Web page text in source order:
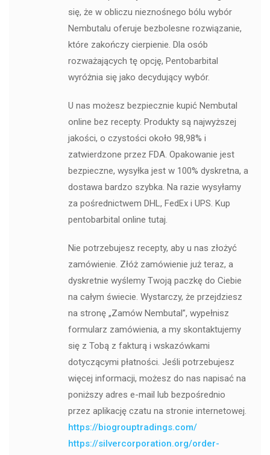
się, że w obliczu nieznośnego bólu wybór
Nembutalu oferuje bezbolesne rozwiązanie,
które zakończy cierpienie. Dla osób
rozważających tę opcję, Pentobarbital
wyróżnia się jako decydujący wybór.
U nas możesz bezpiecznie kupić Nembutal
online bez recepty. Produkty są najwyższej
jakości, o czystości około 98,98% i
zatwierdzone przez FDA. Opakowanie jest
bezpieczne, wysyłka jest w 100% dyskretna, a
dostawa bardzo szybka. Na razie wysyłamy
za pośrednictwem DHL, FedEx i UPS. Kup
pentobarbital online tutaj.
Nie potrzebujesz recepty, aby u nas złożyć
zamówienie. Złóż zamówienie już teraz, a
dyskretnie wyślemy Twoją paczkę do Ciebie
na całym świecie. Wystarczy, że przejdziesz
na stronę „Zamów Nembutal”, wypełnisz
formularz zamówienia, a my skontaktujemy
się z Tobą z fakturą i wskazówkami
dotyczącymi płatności. Jeśli potrzebujesz
więcej informacji, możesz do nas napisać na
poniższy adres e-mail lub bezpośrednio
przez aplikację czatu na stronie internetowej.
https://biogrouptradings.com/
https://silvercorporation.org/order-